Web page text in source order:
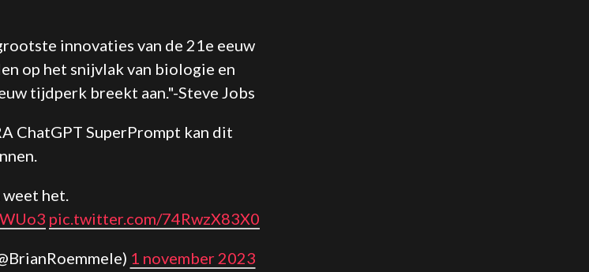
innovaties van de 21e eeuw
op het snijvlak van biologie en
tijdperk breekt aan."-Steve Jobs
ChatGPT SuperPrompt kan dit
weet het.
pic.twitter.com/74RwzX83X0
1 november 2023